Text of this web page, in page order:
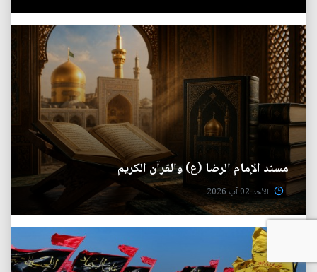
مسند الإمام الرضا (ع) والقرآن الكريم
الأحد 02 آب 2026